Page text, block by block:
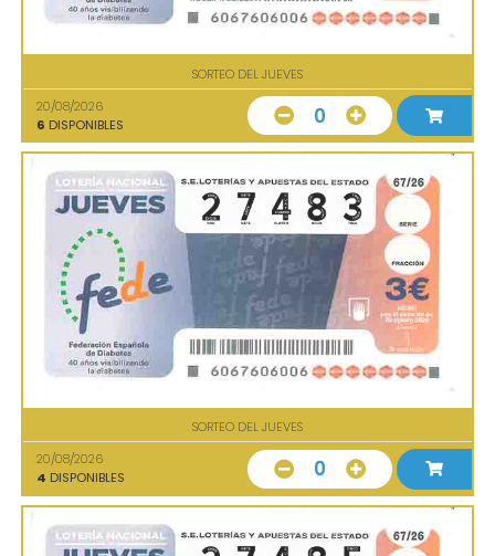
SORTEO DEL JUEVES
20/08/2026
6 DISPONIBLES 0
SORTEO DEL JUEVES
20/08/2026
4 DISPONIBLES 0